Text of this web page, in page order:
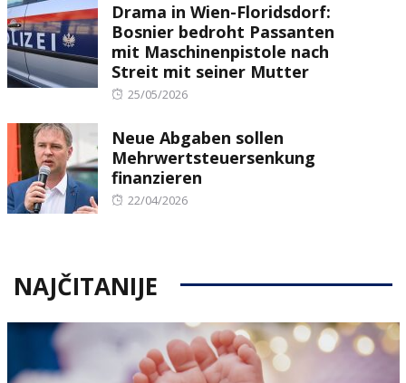
Drama in Wien-Floridsdorf:
Bosnier bedroht Passanten
mit Maschinenpistole nach
Streit mit seiner Mutter
Posted
25/05/2026
Neue Abgaben sollen
Mehrwertsteuersenkung
finanzieren
Posted
22/04/2026
NAJČITANIJE